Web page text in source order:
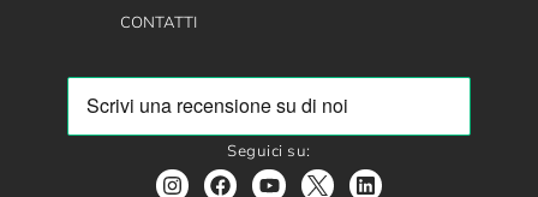
CONTATTI
Seguici su: